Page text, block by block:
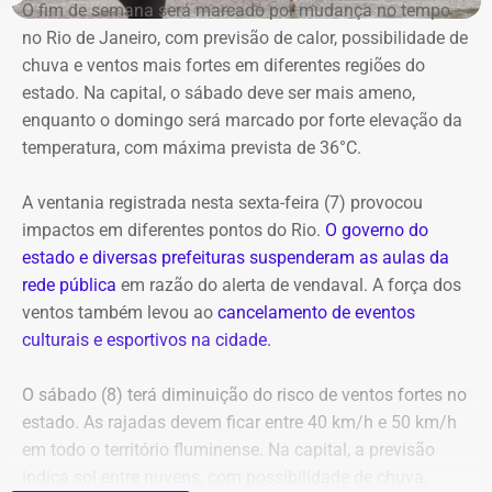
na Região Portuária, que recebe uma maratona de
apresentações gratuitas ao ar livre ao longo do dia. O
festival também conta com espetáculos a preços
populares (R$ 20 a inteira) nos teatros Carlos Gomes,
Nelson Rodrigues e João Caetano, além do Espaço
Tápias. A programação completa e os ingressos para as
E com data retroativa: valendo a partir de 1º de janeiro.
Em outubro do mesmo ano, foi a vez de o próprio André
Marinho pedir para sair.
A exoneração, assinada no dia 23, encerrou a passagem
do rapaz pela Prefeitura do Rio.
O fim de semana será marcado por mudança no tempo
no Rio de Janeiro, com previsão de calor, possibilidade de
chuva e ventos mais fortes em diferentes regiões do
estado. Na capital, o sábado deve ser mais ameno,
enquanto o domingo será marcado por forte elevação da
temperatura, com máxima prevista de 36°C.
A ventania registrada nesta sexta-feira (7) provocou
impactos em diferentes pontos do Rio. O governo do
estado e diversas prefeituras suspenderam as aulas da
rede pública em razão do alerta de vendaval. A força dos
ventos também levou ao cancelamento de eventos
culturais e esportivos na cidade.
O sábado (8) terá diminuição do risco de ventos fortes no
estado. As rajadas devem ficar entre 40 km/h e 50 km/h
em todo o território fluminense. Na capital, a previsão